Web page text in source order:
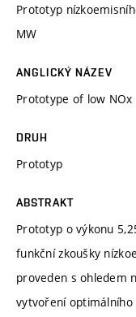
Prototyp
MW
ANGLICKÝ NÁZEV
Prototype of low
DRUH
Prototyp
ABSTRAKT
Prototyp o výkonu
funkční zkoušky
proveden s ohledem
vytvoření